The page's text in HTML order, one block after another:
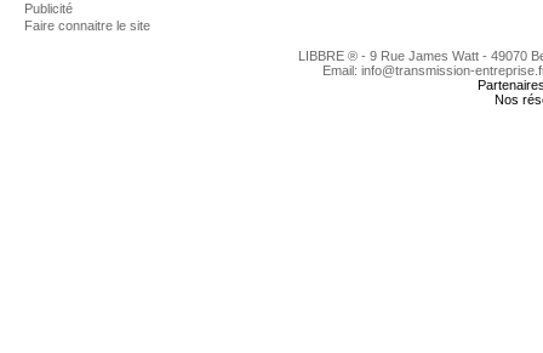
Publicité
Faire connaitre le site
LIBBRE ® - 9 Rue James Watt - 49070
Email: info@transmission-
Nos